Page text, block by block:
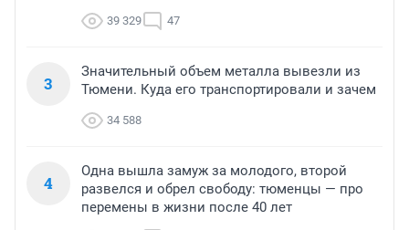
39 329 47
3
Значительный объем металла вывезли из
Тюмени. Куда его транспортировали и зачем
34 588
4
Одна вышла замуж за молодого, второй
развелся и обрел свободу: тюменцы — про
перемены в жизни после 40 лет